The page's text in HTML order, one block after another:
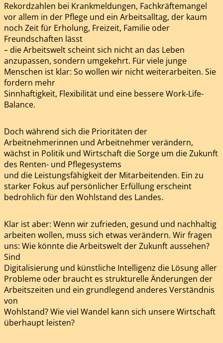
Rekordzahlen bei Krankmeldungen, Fachkräftemangel
vor allem in der Pflege und ein Arbeitsalltag, der kaum
noch Zeit für Erholung, Freizeit, Familie oder
Freundschaften lässt
– die Arbeitswelt scheint sich nicht an das Leben
anzupassen, sondern umgekehrt. Für viele junge
Menschen ist klar: So wollen wir nicht weiterarbeiten. Sie
fordern mehr
Sinnhaftigkeit, Flexibilität und eine bessere Work-Life-
Balance.
Doch während sich die Prioritäten der
Arbeitnehmerinnen und Arbeitnehmer verändern,
wächst in Politik und Wirtschaft die Sorge um die Zukunft
des Renten- und Pflegesystems
und die Leistungsfähigkeit der Mitarbeitenden. Ein zu
starker Fokus auf persönlicher Erfüllung erscheint
bedrohlich für den Wohlstand des Landes.
Klar ist aber: Wenn wir zufrieden, gesund und nachhaltig
arbeiten wollen, muss sich etwas verändern. Wir fragen
uns: Wie könnte die Arbeitswelt der Zukunft aussehen?
Sind
Digitalisierung und künstliche Intelligenz die Lösung aller
Probleme oder braucht es strukturelle Änderungen der
Arbeitszeiten und ein grundlegend anderes Verständnis
von
Wohlstand? Wie viel Wandel kann sich unsere Wirtschaft
überhaupt leisten?